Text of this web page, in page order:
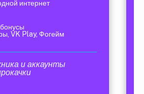
интернет
VK Play, Фогейм
и аккаунты